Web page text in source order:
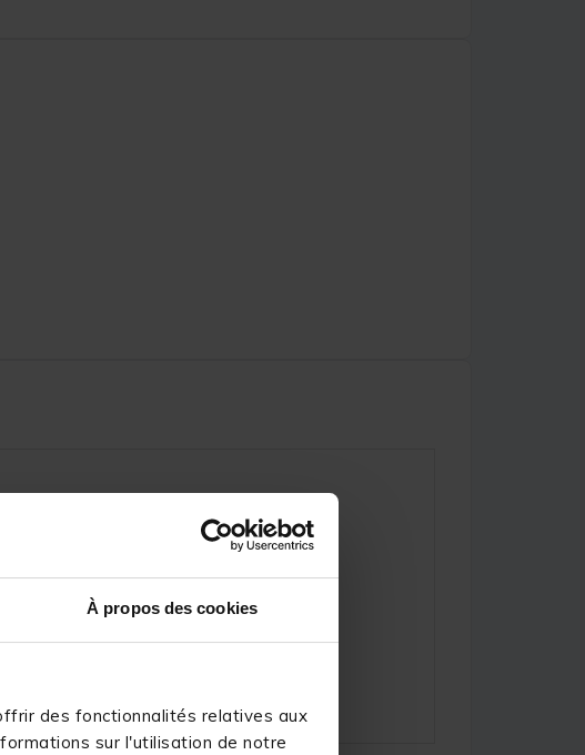
À propos des cookies
des fonctionnalités relatives aux
sur l'utilisation de notre